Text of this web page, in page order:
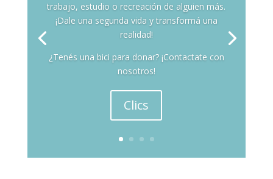
trabajo, estudio o recreación de alguien más.
¡Dale una segunda vida y transformá una
realidad!
¿Tenés una bici para donar? ¡Contactate con
nosotros!
Clics